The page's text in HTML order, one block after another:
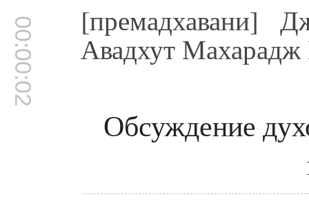
00:00:02 [премадхавани]
Авадхут
Обсуждение